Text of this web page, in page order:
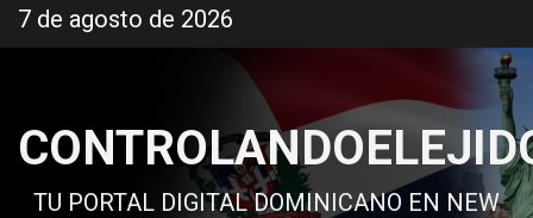
al
7 de agosto de 2026
TU PORTAL DIGITAL DOMINICANO EN NEW